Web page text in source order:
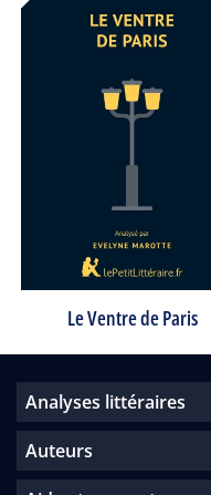
Le Ventre de Paris
Analyses littéraires
Auteurs